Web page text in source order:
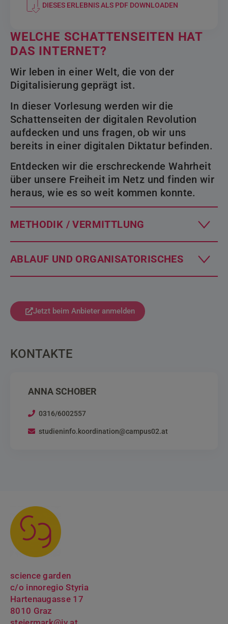
DIESES ERLEBNIS ALS PDF DOWNLOADEN
WELCHE SCHATTENSEITEN HAT
DAS INTERNET?
Wir leben in einer Welt, die von der
Digitalisierung geprägt ist.
In dieser Vorlesung werden wir die
Schattenseiten der digitalen Revolution
aufdecken und uns fragen, ob wir uns
bereits in einer digitalen Diktatur befinden.
Entdecken wir die erschreckende Wahrheit
über unsere Freiheit im Netz und finden wir
heraus, wie es so weit kommen konnte.
METHODIK / VERMITTLUNG
ABLAUF UND ORGANISATORISCHES
Jetzt beim Anbieter anmelden
KONTAKTE
ANNA SCHOBER
0316/6002557
studieninfo.koordination@campus02.at
science garden
c/o innoregio Styria
Hartenaugasse 17
8010 Graz